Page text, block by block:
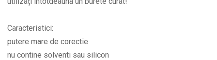
Caracteristici:
putere mare de corectie
nu contine solventi sau silicon